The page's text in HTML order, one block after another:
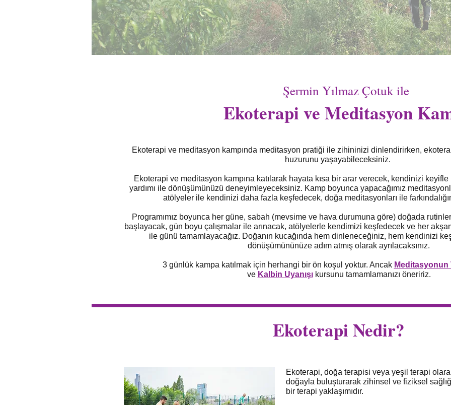
Şermin Yılmaz Çotuk ile
Ekoterapi ve Meditasyon
Ekoterapi ve meditasyon kampında meditasyon pratiği ile zihininizi dinlendirirken,
huzurunu yaşayabileceksiniz.
Ekoterapi ve meditasyon kampına katılarak hayata kısa bir arar verecek, kendinizi
yardımı ile dönüşümünüzü deneyimleyeceksiniz. Kamp boyunca yapacağımız
atölyeler ile kendinizi daha fazla keşfedecek, doğa meditasyonları ile
Programımız boyunca her güne, sabah (mevsime ve hava durumuna göre) doğada
başlayacak, gün boyu çalışmalar ile arınacak, atölyelerle kendimizi keşfedecek ve her
ile günü tamamlayacağız. Doğanın kucağında hem dinleneceğiniz, hem kendinizi
dönüşümününüze adım atmış olarak ayrılacaksınız.
3 günlük kampa katılmak için herhangi bir ön koşul yoktur. Ancak Meditasyonun
ve Kalbin Uyanışıkursunu tamamlamanızı öneririz.
Ekoterapi Nedir?
Ekoterapi, doğa terapisi veya yeşil terapi
doğayla buluşturarak zihinsel ve fiziksel
bir terapi yaklaşımıdır.